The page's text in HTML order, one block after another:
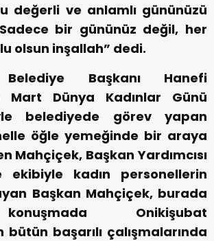
değerli ve anlamlı gününüzü
bir gününüz değil, her
olsun inşallah” dedi.
Başkanı Hanefi
Mart Dünya Kadınlar Günü
belediyede görev yapan
öğle yemeğinde bir araya
Mahçiçek, Başkan Yardımcısı
kadın personellerin
Başkan Mahçiçek, burada
Onikişubat
bütün başarılı çalışmalarında